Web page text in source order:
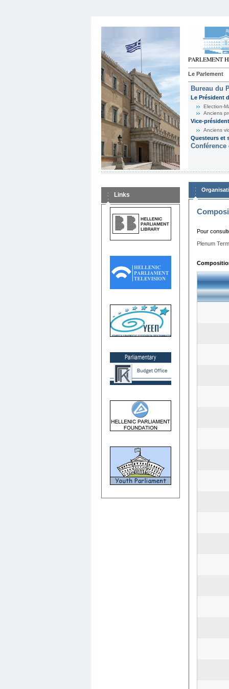
Le Parlement
Bureau du
Le Président
Election-
Anciens
Vice-
Anciens
Questeurs et
Links
Pour
Plenum